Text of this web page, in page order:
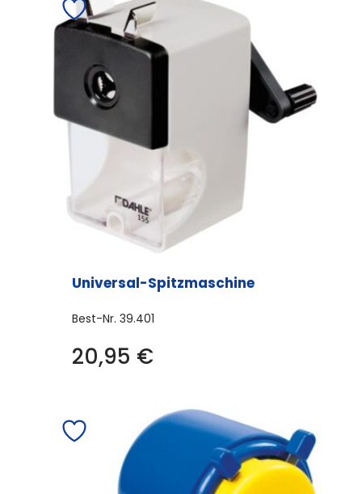
Universal-Spitzmaschine
Best-Nr. 39.401
20,95 €